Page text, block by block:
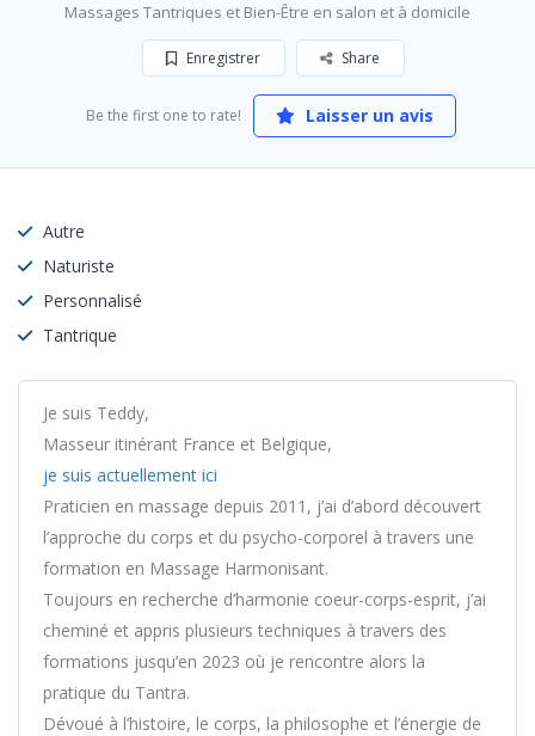
Massages Tantriques et Bien-Être en salon et à domicile
Enregistrer Share
Be the first one to rate! Laisser un avis
Autre
Naturiste
Personnalisé
Tantrique
Je suis Teddy,
Masseur itinérant France et Belgique,
je suis actuellement ici
Praticien en massage depuis 2011, j’ai d’abord découvert
l’approche du corps et du psycho-corporel à travers une
formation en Massage Harmonisant.
Toujours en recherche d’harmonie coeur-corps-esprit, j’ai
cheminé et appris plusieurs techniques à travers des
formations jusqu’en 2023 où je rencontre alors la
pratique du Tantra.
Dévoué à l’histoire, le corps, la philosophe et l’énergie de